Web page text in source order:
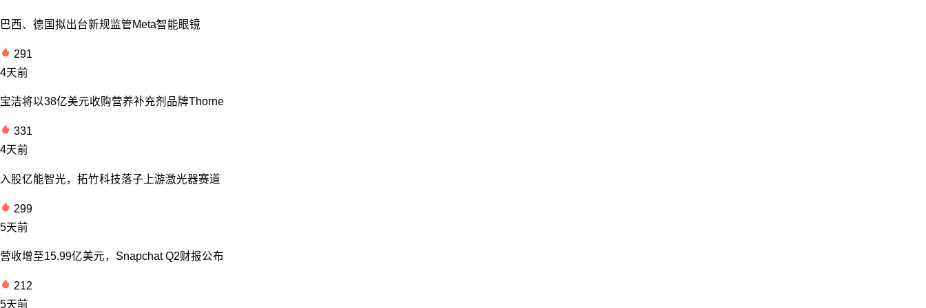
巴西、德国拟出台新规监管Meta智能眼镜
291
4天前
宝洁将以38亿美元收购营养补充剂品牌Thorne
331
4天前
入股亿能智光，拓竹科技落子上游激光器赛道
299
5天前
营收增至15.99亿美元，Snapchat Q2财报公布
212
5天前